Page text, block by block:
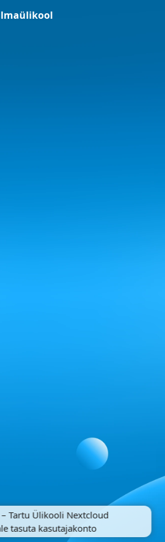
– Tartu Ülikooli Nextcloud
tasuta kasutajakonto